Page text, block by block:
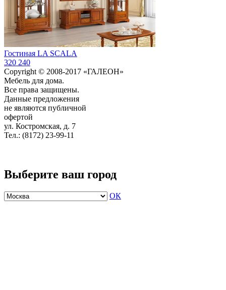
Гостиная LA SCALA
320 240
Copyright © 2008-2017 «ГАЛЕОН»
Мебель для дома.
Все права защищены.
Данные предложения
не являются публичной
офертой
ул. Костромская, д. 7
Тел.: (8172) 23-99-11
Выберите ваш город
ОК